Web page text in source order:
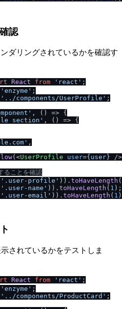
認
ダリングされているかを確認す
React from 'react'
'enzyme'
'.. /components/UserProfile' ;
, () => {
section' , () => {
,
( <UserProfile user={user} />
ることを確認
'.user-profile' )). toHaveLength (
'.user-name' )). toHaveLength ( 1 );
'.user-email' )). toHaveLength ( 1
されているかをテストしま
React from 'react'
'enzyme'
'.. /components /ProductCard' ;